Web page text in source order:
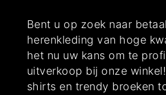
Bent u op zoek naar
herenkleding van hoge
het nu uw kans om te
uitverkoop bij onze
shirts en trendy broeken